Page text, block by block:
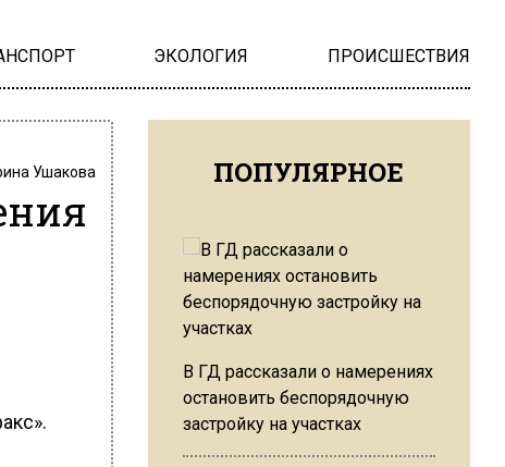
ЭКОЛОГИЯ ПРОИСШЕСТВИЯ
Ушакова ПОПУЛЯРНОЕ
В ГД рассказали о намерениях
остановить беспорядочную
застройку на участках